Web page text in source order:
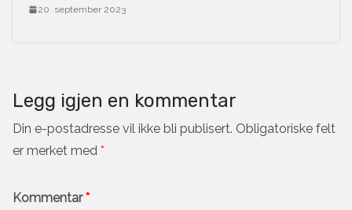
20. september 2023
Legg igjen en kommentar
Din e-postadresse vil ikke bli publisert. Obligatoriske felt
er merket med *
Kommentar*